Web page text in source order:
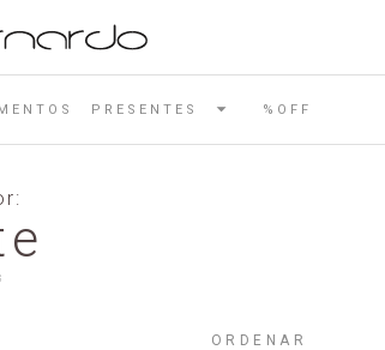
PRESENTES %OFF
ORDENAR